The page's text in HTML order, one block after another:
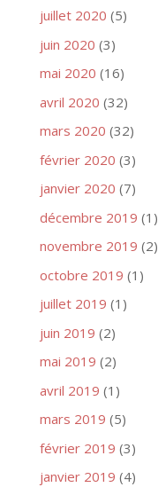
juillet 2020 (5)
juin 2020 (3)
mai 2020 (16)
avril 2020 (32)
mars 2020 (32)
février 2020 (3)
janvier 2020 (7)
décembre 2019 (1)
novembre 2019 (2)
octobre 2019 (1)
juillet 2019 (1)
juin 2019 (2)
mai 2019 (2)
avril 2019 (1)
mars 2019 (5)
février 2019 (3)
janvier 2019 (4)